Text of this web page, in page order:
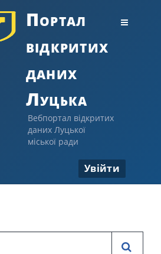
Портал
відкритих
даних
Луцька
Вебпортал відкритих
даних Луцької
міської ради
Увійти